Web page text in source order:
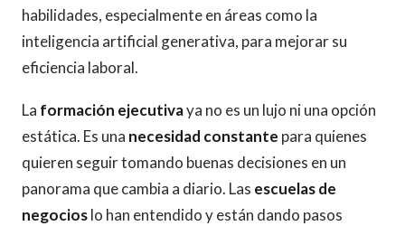
habilidades, especialmente en áreas como la
inteligencia artificial generativa, para mejorar su
eficiencia laboral.
La formación ejecutivaya no es un lujo ni una opción
estática. Es una necesidad constante para quienes
quieren seguir tomando buenas decisiones en un
panorama que cambia a diario. Las escuelas de
negocioslo han entendido y están dando pasos